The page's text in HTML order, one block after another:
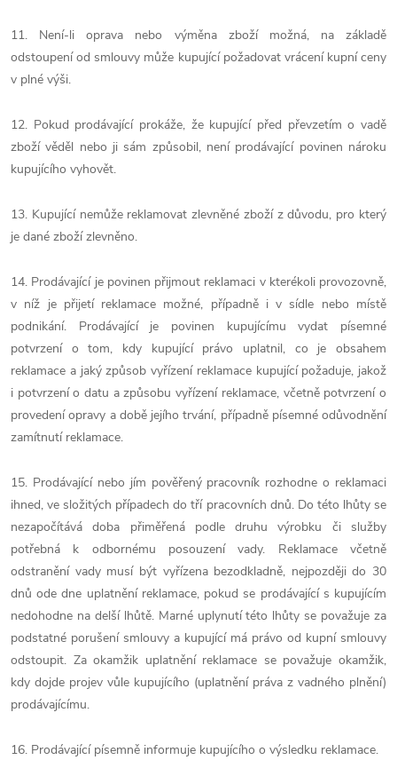
11. Není-li oprava nebo výměna zboží možná, na základě
odstoupení od smlouvy může kupující požadovat vrácení kupní ceny
v plné výši.
12. Pokud prodávající prokáže, že kupující před převzetím o vadě
zboží věděl nebo ji sám způsobil, není prodávající povinen nároku
kupujícího vyhovět.
13. Kupující nemůže reklamovat zlevněné zboží z důvodu, pro který
je dané zboží zlevněno.
14. Prodávající je povinen přijmout reklamaci v kterékoli provozovně,
v níž je přijetí reklamace možné, případně i v sídle nebo místě
podnikání. Prodávající je povinen kupujícímu vydat písemné
potvrzení o tom, kdy kupující právo uplatnil, co je obsahem
reklamace a jaký způsob vyřízení reklamace kupující požaduje, jakož
i potvrzení o datu a způsobu vyřízení reklamace, včetně potvrzení o
provedení opravy a době jejího trvání, případně písemné odůvodnění
zamítnutí reklamace.
15. Prodávající nebo jím pověřený pracovník rozhodne o reklamaci
ihned, ve složitých případech do tří pracovních dnů. Do této lhůty se
nezapočítává doba přiměřená podle druhu výrobku či služby
potřebná k odbornému posouzení vady. Reklamace včetně
odstranění vady musí být vyřízena bezodkladně, nejpozději do 30
dnů ode dne uplatnění reklamace, pokud se prodávající s kupujícím
nedohodne na delší lhůtě. Marné uplynutí této lhůty se považuje za
podstatné porušení smlouvy a kupující má právo od kupní smlouvy
odstoupit. Za okamžik uplatnění reklamace se považuje okamžik,
kdy dojde projev vůle kupujícího (uplatnění práva z vadného plnění)
prodávajícímu.
16. Prodávající písemně informuje kupujícího o výsledku reklamace.